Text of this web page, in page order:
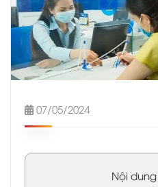
07/05/2024
Nội